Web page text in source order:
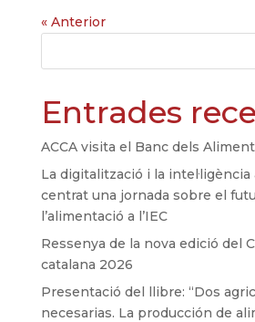
« Anterior
Entrades
ACCA visita el Banc dels
La digitalització i la
centrat una jornada sobre el
l’alimentació a l’IEC
Ressenya de la nova edició del
catalana 2026
Presentació del llibre: “Dos
necesarias. La producción de